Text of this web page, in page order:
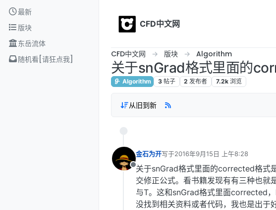
Skip to content
最新
版块
东岳流体
随机看[请狂点我]
CFD中文网
CFD中文网 版块 Algorithm
关于snGrad格式里面的
Algorithm 3 帖子 2 发布者 7.2k 浏览
从旧到新
离线
金石为开写于2016年9月15日 上午8:28
最后由 编辑
关于snGrad格式里面的corrected格式
交修正公式。看书籍发现有有三种也就
与T。这和snGrad格式里面corrected
没找到相关资料或者代码，我也是出于